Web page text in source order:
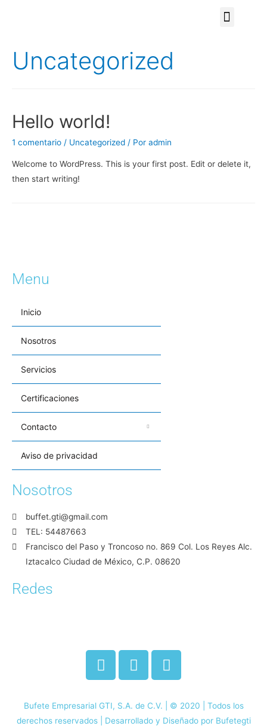
Uncategorized
Hello world!
1 comentario / Uncategorized / Por admin
Welcome to WordPress. This is your first post. Edit or delete it,
then start writing!
Menu
Inicio
Nosotros
Servicios
Certificaciones
Contacto
Aviso de privacidad
Nosotros
buffet.gti@gmail.com
TEL: 54487663
Francisco del Paso y Troncoso no. 869 Col. Los Reyes Alc.
Iztacalco Ciudad de México, C.P. 08620
Redes
Bufete Empresarial GTI, S.A. de C.V. | © 2020 | Todos los
derechos reservados | Desarrollado y Diseñado por Bufetegti